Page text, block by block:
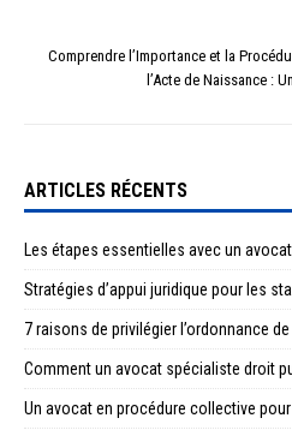
Comprendre l’Importance et la
l’Acte de Naissance :
ARTICLES RÉCENTS
Les étapes essentielles avec un
Stratégies d’appui juridique pour les
7 raisons de privilégier l’ordonnance
Comment un avocat spécialiste droit
Un avocat en procédure collective